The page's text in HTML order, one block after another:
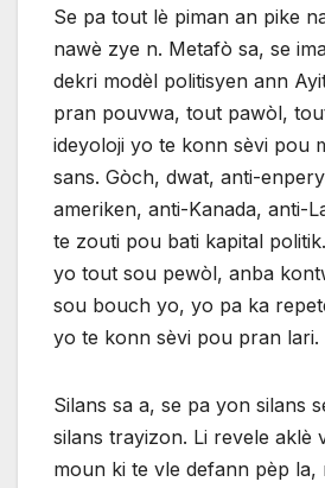
Se pa tout lè piman an pike
nawè zye n. Metafò sa, se
dekri modèl politisyen ann
pran pouvwa, tout pawòl,
ideyoloji yo te konn sèvi pou
sans. Gòch, dwat, anti-
ameriken, anti-Kanada, anti-
te zouti pou bati kapital
yo tout sou pewòl, anba
sou bouch yo, yo pa ka
yo te konn sèvi pou pran lari.
Silans sa a, se pa yon silans
silans trayizon. Li revele aklè
moun ki te vle defann pèp la,